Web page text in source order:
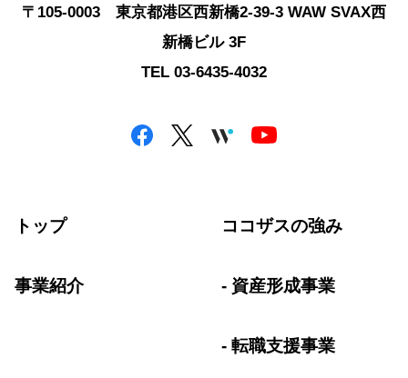
〒105-0003 東京都港区西新橋2-39-3 WAW SVAX西
新橋ビル 3F
TEL 03-6435-4032
トップ ココザスの強み
事業紹介 資産形成事業
転職支援事業